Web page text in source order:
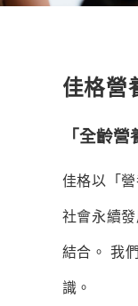
佳格營
「全齡
佳格以「
社會永續
結合。 我
識。